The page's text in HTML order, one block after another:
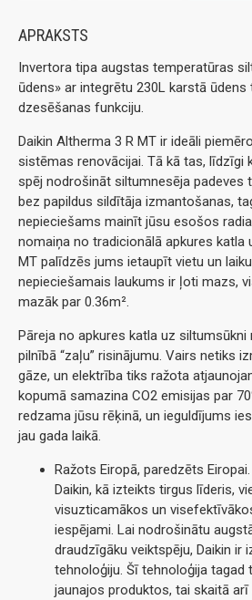
APRAKSTS
Invertora tipa augstas temperatūras
ūdens» ar integrētu 230L karstā ūdens
dzesēšanas funkciju.
Daikin Altherma 3 R MT ir ideāli
sistēmas renovācijai. Tā kā tas, līdzīgi
spēj nodrošināt siltumnesēja padeves
bez papildus sildītāja izmantošanas,
nepieciešams mainīt jūsu esošos
nomaiņa no tradicionālā apkures katla
MT palīdzēs jums ietaupīt vietu un
nepieciešamais laukums ir ļoti mazs,
mazāk par 0.36m².
Pāreja no apkures katla uz
pilnībā “zaļu” risinājumu. Vairs netiks
gāze, un elektrība tiks ražota
kopumā samazina CO2 emisijas par
redzama jūsu rēķinā, un ieguldījums
jau gada laikā.
Ražots Eiropā, paredzēts Eiropai.
Daikin, kā izteikts tirgus līderis,
visuzticamākos un
iespējami. Lai nodrošinātu
draudzīgāku veiktspēju, Daikin ir
tehnoloģiju. Šī tehnoloģija tagad
jaunajos produktos, tai skaitā arī